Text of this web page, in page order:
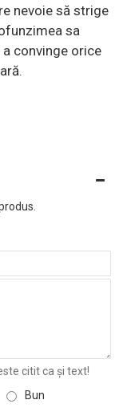
nevoie să strige
sa
convinge orice
citit ca şi text!
Bun